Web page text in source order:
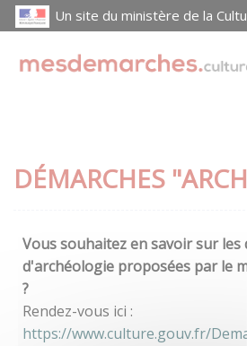
Un site du ministère de la
DÉMARCHES
Vous souhaitez en savoir sur les
d'archéologie proposées par le
?
Rendez-vous ici :
https://www.culture.gouv.fr/